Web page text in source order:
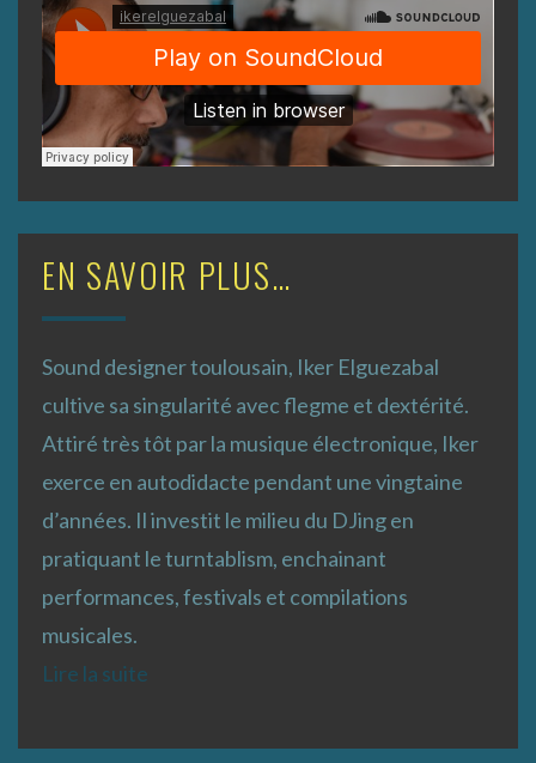
EN SAVOIR PLUS…
Sound designer toulousain, Iker Elguezabal
cultive sa singularité avec flegme et dextérité.
Attiré très tôt par la musique électronique, Iker
exerce en autodidacte pendant une vingtaine
d’années. Il investit le milieu du DJing en
pratiquant le turntablism, enchainant
performances, festivals et compilations
musicales.
Lire la suite